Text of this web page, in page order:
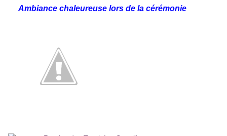
Ambiance chaleureuse lors de la cérémonie